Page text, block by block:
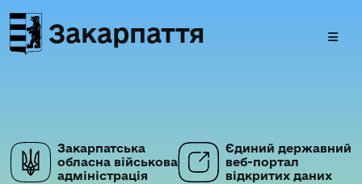
Закарпаття
Закарпатська
обласна військова
адміністрація
Єдиний державний
веб-портал
відкритих даних